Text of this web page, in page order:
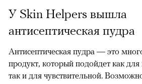
У Skin Helpers вышла
антисептическая пудра
Антисептическая пудра — это
продукт, который подойдет как
так и для чувствительной.